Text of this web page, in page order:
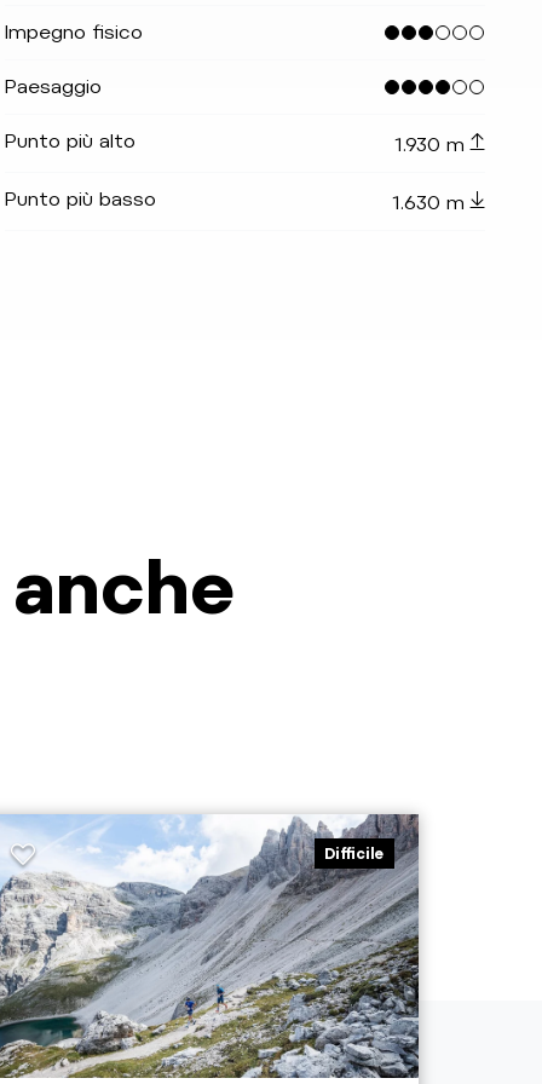
Impegno fisico
Paesaggio
Punto più alto 1.930 m
Punto più basso 1.630 m
Difficile